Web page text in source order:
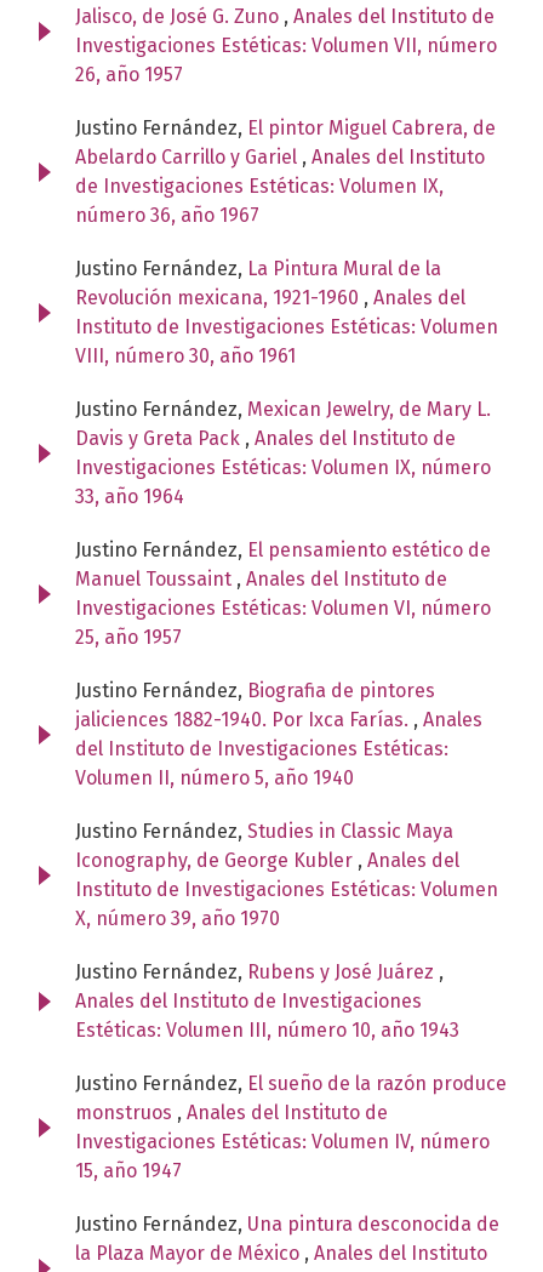
Jalisco, de José G. Zuno , Anales del Instituto de
Investigaciones Estéticas: Volumen VII, número
26, año 1957
Justino Fernández, El pintor Miguel Cabrera, de
Abelardo Carrillo y Gariel , Anales del Instituto
de Investigaciones Estéticas: Volumen IX,
número 36, año 1967
Justino Fernández, La Pintura Mural de la
Revolución mexicana, 1921-1960 , Anales del
Instituto de Investigaciones Estéticas: Volumen
VIII, número 30, año 1961
Justino Fernández, Mexican Jewelry, de Mary L.
Davis y Greta Pack , Anales del Instituto de
Investigaciones Estéticas: Volumen IX, número
33, año 1964
Justino Fernández, El pensamiento estético de
Manuel Toussaint , Anales del Instituto de
Investigaciones Estéticas: Volumen VI, número
25, año 1957
Justino Fernández, Biografia de pintores
jaliciences 1882-1940. Por Ixca Farías. , Anales
del Instituto de Investigaciones Estéticas:
Volumen II, número 5, año 1940
Justino Fernández, Studies in Classic Maya
Iconography, de George Kubler , Anales del
Instituto de Investigaciones Estéticas: Volumen
X, número 39, año 1970
Justino Fernández, Rubens y José Juárez ,
Anales del Instituto de Investigaciones
Estéticas: Volumen III, número 10, año 1943
Justino Fernández, El sueño de la razón produce
monstruos , Anales del Instituto de
Investigaciones Estéticas: Volumen IV, número
15, año 1947
Justino Fernández, Una pintura desconocida de
la Plaza Mayor de México , Anales del Instituto